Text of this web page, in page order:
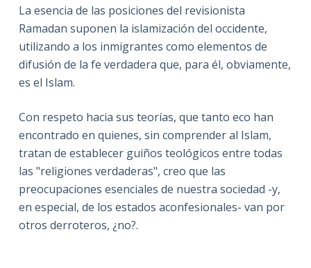
La esencia de las posiciones del revisionista
Ramadan suponen la islamización del occidente,
utilizando a los inmigrantes como elementos de
difusión de la fe verdadera que, para él, obviamente,
es el Islam.
Con respeto hacia sus teorías, que tanto eco han
encontrado en quienes, sin comprender al Islam,
tratan de establecer guiños teológicos entre todas
las "religiones verdaderas", creo que las
preocupaciones esenciales de nuestra sociedad -y,
en especial, de los estados aconfesionales- van por
otros derroteros, ¿no?.